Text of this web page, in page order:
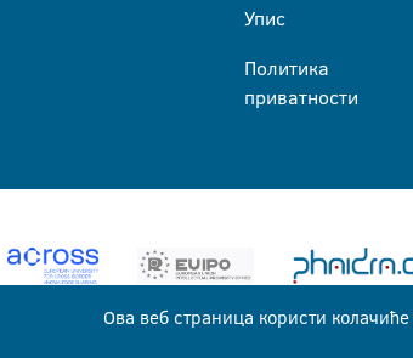
Упис
Политика
приватности
Ова веб страница користи